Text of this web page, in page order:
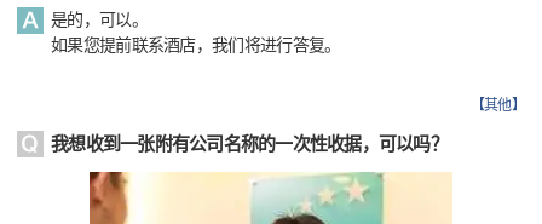
是的，可以。
如果您提前联系酒店，我们将进行答复。
【其他】
我想收到一张附有公司名称的一次性收据，可以吗？